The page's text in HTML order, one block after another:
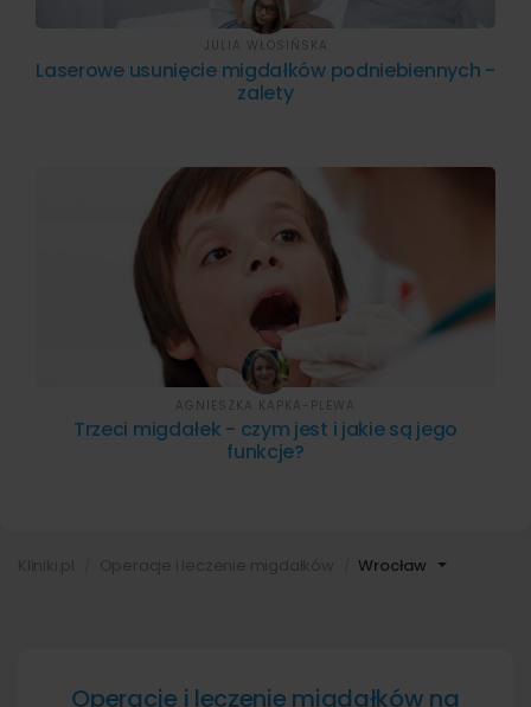
Wrocław
Laserowe usunięcie migdałków podniebiennych -
zalety
JULIA WŁOSIŃSKA
Trzeci migdałek - czym jest i jakie są jego
funkcje?
AGNIESZKA KAPKA-PLEWA
Operacje i leczenie migdałków na